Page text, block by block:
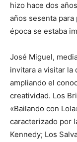
hizo hace dos
años sesenta
época se estaba
José Miguel,
invitara a visitar la
ampliando el
creatividad. Los
«Bailando con
caracterizado por
Kennedy; Los